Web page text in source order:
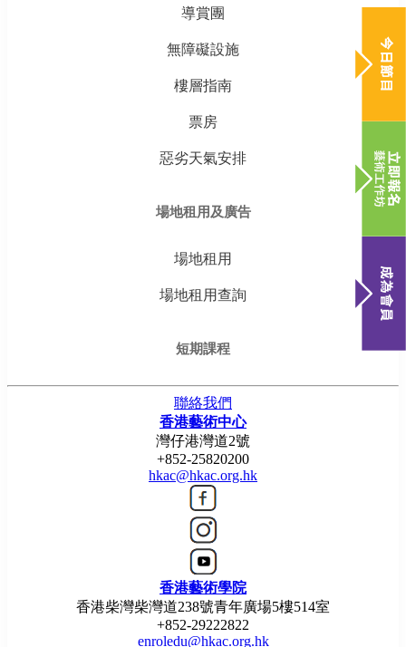
導賞團
無障礙設施
樓層指南
票房
惡劣天氣安排
場地租用及廣告
場地租用
場地租用查詢
短期課程
聯絡我們
香港藝術中心
灣仔港灣道2號
+852-25820200
hkac@hkac.org.hk
香港藝術學院
香港柴灣柴灣道238號青年廣場5樓514室
+852-29222822
enroledu@hkac.org.hk